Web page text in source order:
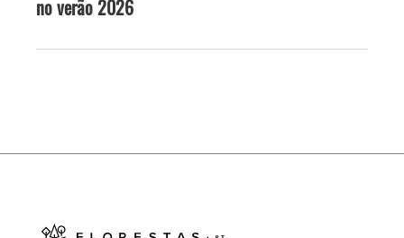
no verão 2026